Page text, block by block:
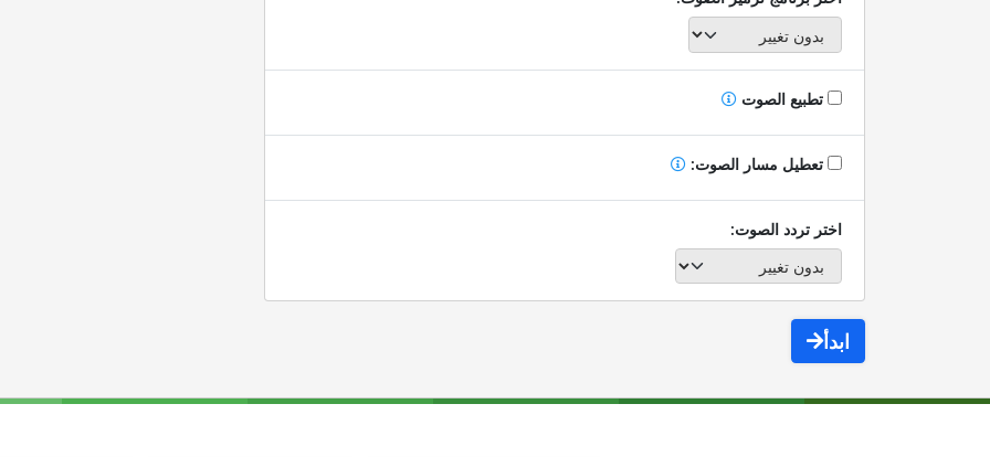
تطبيع الصوت
تعطيل مسار الصوت:
اختر تردد الصوت:
ابدأ